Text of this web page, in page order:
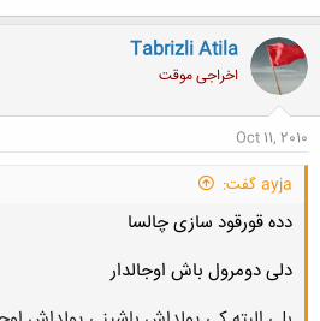
Tabrizli Atila
اخراجی موقت
Oct 11, 2010
ayja گفت:
دده قورقود سازی چالسا
دلی دومرول باش اوجالدار